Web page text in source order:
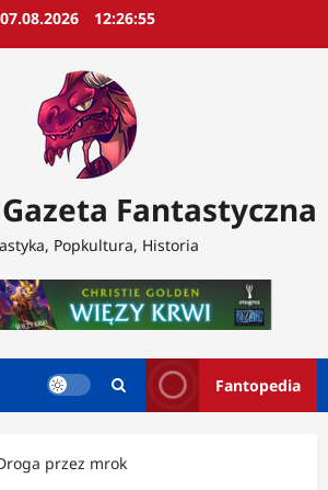
07.08.2026 12:26:57
Fantastyczna
Popkultura, Historia
Fantopedia
przez mrok